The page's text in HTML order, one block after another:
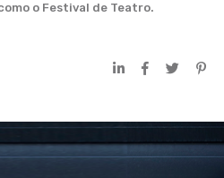
o Festival de Teatro.